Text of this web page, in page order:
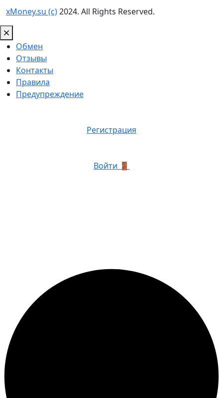
xMoney.su (c)2024. All Rights Reserved.
Обмен
Отзывы
Контакты
Правила
Предупреждение
Регистрация
Войти 🚪